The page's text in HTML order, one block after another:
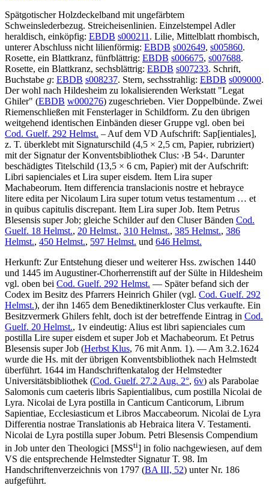
Spätgotischer Holzdeckelband mit ungefärbtem
Schweinslederbezug. Streicheisenlinien. Einzelstempel Adler
heraldisch, einköpfig: EBDB s000211 . Lilie, Mittelblatt rhombisch,
unterer Abschluss nicht lilienförmig: EBDB s002649, s005860.
Rosette, ein Blattkranz, fünfblättrig: EBDB s006675, s007688.
Rosette, ein Blattkranz, sechsblättrig: EBDB s007233. Schrift,
Buchstabe g: EBDB s008237. Stern, sechsstrahlig: EBDB s009000.
Der wohl nach Hildesheim zu lokalisierenden Werkstatt "Legat
Ghiler" (EBDB w000276) zugeschrieben. Vier Doppelbünde. Zwei
Riemenschließen mit Fensterlager in Schildform. Zu den übrigen
weitgehend identischen Einbänden dieser Gruppe vgl. oben bei
Cod. Guelf. 292 Helmst. – Auf dem VD Aufschrift: Sap[ientiales],
z. T. überklebt mit Signaturschild (4,5 × 2,5 cm, Papier, rubriziert)
mit der Signatur der Konventsbibliothek Clus: ›B 54‹. Darunter
beschädigtes Titelschild (13,5 × 6 cm, Papier) mit der Aufschrift:
Libri sapienciales et Lira super eisdem. Item Lira super
Machabeorum. Item differencia translacionis nostre et hebrayce
litere edita per Nicolaum Lira super totum vetus testamentum … et
in quibus capitulis discrepant. Item Lira super Job. Item Petrus
Blesensis super Job; gleiche Schilder auf den Cluser Bänden Cod.
Guelf. 18 Helmst., 20 Helmst., 310 Helmst., 385 Helmst., 386
Helmst., 450 Helmst., 597 Helmst. und 646 Helmst.
Herkunft: Zur Entstehung dieser und weiterer Hss. zwischen 1440
und 1445 im Augustiner-Chorherrenstift auf der Sülte in Hildesheim
vgl. oben bei Cod. Guelf. 292 Helmst. — Später befand sich der
Codex im Besitz des Pfarrers Heinrich Ghiler (vgl. Cod. Guelf. 292
Helmst.), der ihn 1465 dem Benediktinerkloster Clus verkaufte. Ein
Besitzvermerk Ghilers fehlt, doch ist der betreffende Eintrag in Cod.
Guelf. 20 Helmst., 1v eindeutig: Alius est libri sapienciales cum
postilla Lire super eisdem et super Job et Machabeorum. Et Petrus
Blesensis super Job (Herbst Klus, 76 mit Anm. 1). — Am 3.2.1624
wurde die Hs. mit der übrigen Konventsbibliothek nach Helmstedt
überführt. 1644 im Handschriftenkatalog der Helmstedter
Universitätsbibliothek (Cod. Guelf. 27.2 Aug. 2°, 6v) als Parabolae
Salomonis cum caeteris libris Sapientialibus, cum postilla Nicolai de
Lyra. Nicolai de Lyra postilla in Canticum Canticorum, Librum
Sapientiae, Ecclesiasticum et Libros Maccabeorum. Nicolai de Lyra
Differentia nostrae Translationis ab Hebraica litera V. Testamenti.
Nicolai de Lyra postilla super Jobum. Petri Blesensis Compendium
in Job unter den Theologici [MSSti] in folio nachgewiesen, auf dem
VS die entsprechende Helmstedter SignaturT. 98. Im
Handschriftenverzeichnis von 1797 (BA III, 52) unter Nr. 186
aufgeführt.